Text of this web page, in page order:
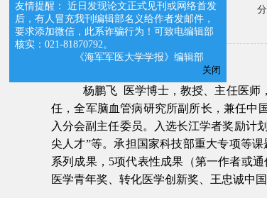
【专家简介】
杨鹏飞
医学博士，教授、主任医师
任，全军脑血管病研究所副所长，兼任中
入分会副主任委员。入选长江学者奖励计
尖人才”等。承担国家科技部重大专项等课
系列成果， 5项代表性成果（第一作者或
医学青年奖、转化医学创新奖、王忠诚中
友情提醒： 近日发现论文正式见刊或网络首发
后，有人冒充我刊编辑部名义给作者发邮件，
要求添加微信，此系诈骗行为！可致电编辑部
核实：021-81870792。
《海军军医大学学报》编辑部
关闭